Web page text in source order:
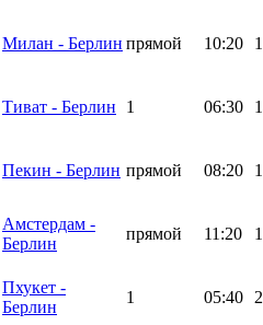
Милан - Берлин прямой 10:20
Тиват - Берлин 1 06:30
Пекин - Берлин прямой 08:20
Амстердам -
Берлин
прямой 11:20
Пхукет -
Берлин
1 05:40